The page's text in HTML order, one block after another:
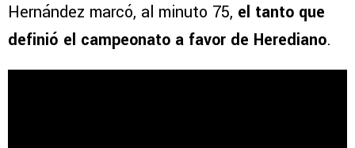
Hernández marcó, al minuto 75, el tanto que
definió el campeonato a favor de Herediano.